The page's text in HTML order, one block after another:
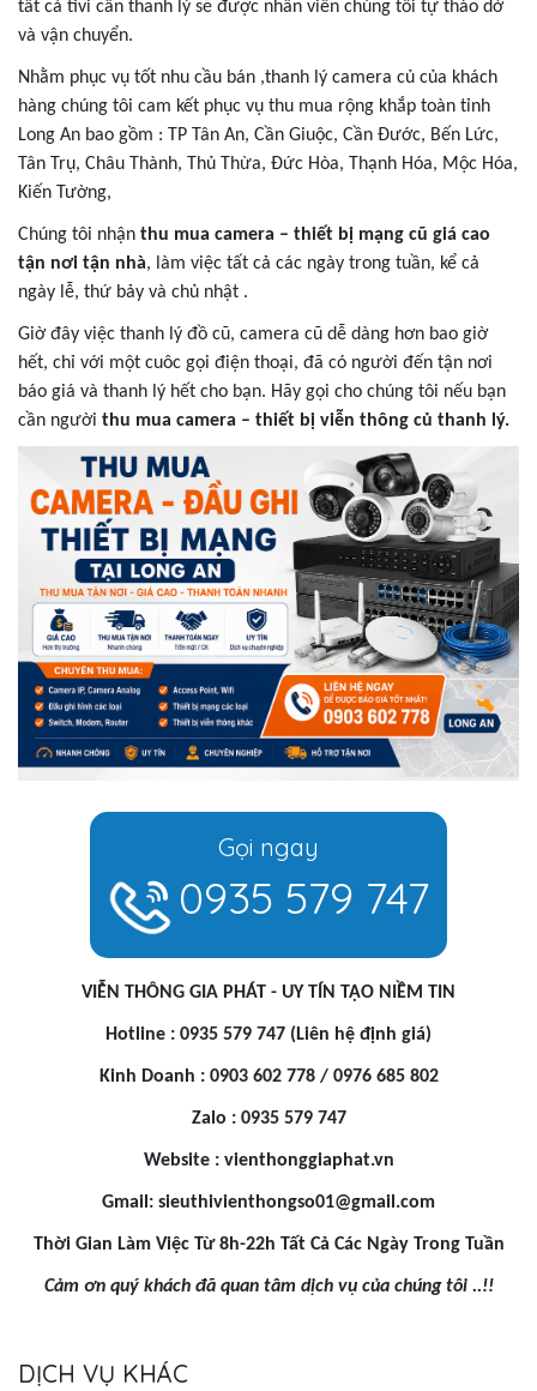
tất cả tivi cần thanh lý sẽ được nhân viên chúng tôi tự tháo dở
và vận chuyển.
Nhằm phục vụ tốt nhu cầu bán ,thanh lý camera củ của khách
hàng chúng tôi cam kết phục vụ thu mua rộng khắp toàn tỉnh
Long An bao gồm : TP Tân An, Cần Giuộc, Cần Đước, Bến Lức,
Tân Trụ, Châu Thành, Thủ Thừa, Đức Hòa, Thạnh Hóa, Mộc Hóa,
Kiến Tường,
Chúng tôi nhận thu mua camera – thiết bị mạng cũ giá cao
tận nơi tận nhà, làm việc tất cả các ngày trong tuần, kể cả
ngày lễ, thứ bảy và chủ nhật .
Giờ đây việc thanh lý đồ cũ, camera cũ dễ dàng hơn bao giờ
hết, chỉ với một cuôc gọi điện thoại, đã có người đến tận nơi
báo giá và thanh lý hết cho bạn. Hãy gọi cho chúng tôi nếu bạn
cần người thu mua camera – thiết bị viễn thông củ thanh lý. ​
Gọi ngay
0935 579 747
VIỄN THÔNG GIA PHÁT - UY TÍN TẠO NIỀM TIN
Hotline : 0935 579 747 (Liên hệ định giá)
Kinh Doanh : 0903 602 778 / 0976 685 802
Zalo : 0935 579 747
Website : vienthonggiaphat.vn
Gmail: sieuthivienthongso01@gmail.com
Thời Gian Làm Việc Từ 8h-22h Tất Cả Các Ngày Trong Tuần
Cảm ơn quý khách đã quan tâm dịch vụ của chúng tôi ..!!
DỊCH VỤ KHÁC